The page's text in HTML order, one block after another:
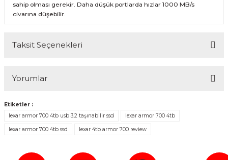
sahip olması gerekir. Daha düşük portlarda hızlar 1000 MB/s
civarına düşebilir.
Taksit Seçenekleri
Yorumlar
Bu ürüne ilk yorumu siz yapın!
Etiketler :
lexar armor 700 4tb usb 3.2 taşınabilir ssd
lexar armor 700 4tb
lexar armor 700 4tb ssd lexar 4tb armor 700 review